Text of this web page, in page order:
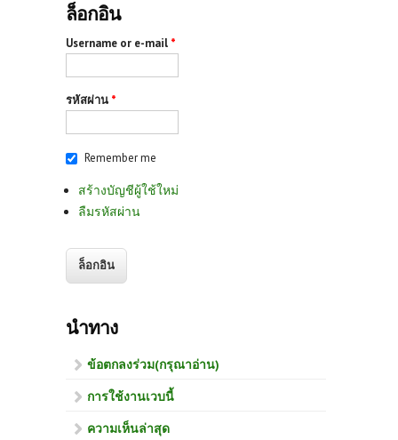
ล็อกอิน
Username or e-mail *
รหัสผ่าน *
Remember me
สร้างบัญชีผู้ใช้ใหม่
ลืมรหัสผ่าน
นำทาง
ข้อตกลงร่วม(กรุณาอ่าน)
การใช้งานเวบนี้
ความเห็นล่าสุด